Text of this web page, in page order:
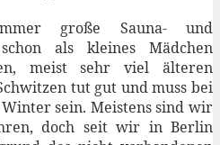
große Sauna- und
als kleines Mädchen
meist sehr viel älteren
tut gut und muss bei
sein. Meistens sind wir
doch seit wir in Berlin